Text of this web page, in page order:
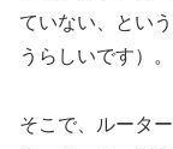
ていない、とい
うらしいです）。
そこで、ルータ